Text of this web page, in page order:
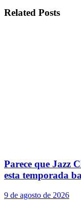
Related Posts
Parece que Jazz
esta temporada
9 de agosto de 2026